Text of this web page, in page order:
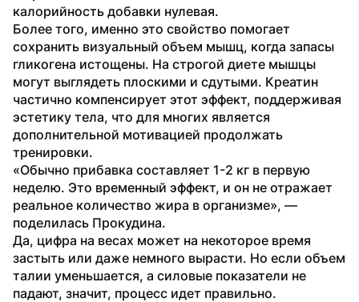
калорийность добавки нулевая.
Более того, именно это свойство помогает
сохранить визуальный объем мышц, когда запасы
гликогена истощены. На строгой диете мышцы
могут выглядеть плоскими и сдутыми. Креатин
частично компенсирует этот эффект, поддерживая
эстетику тела, что для многих является
дополнительной мотивацией продолжать
тренировки.
«Обычно прибавка составляет 1-2 кг в первую
неделю. Это временный эффект, и он не отражает
реальное количество жира в организме», —
поделилась Прокудина.
Да, цифра на весах может на некоторое время
застыть или даже немного вырасти. Но если объем
талии уменьшается, а силовые показатели не
падают, значит, процесс идет правильно.